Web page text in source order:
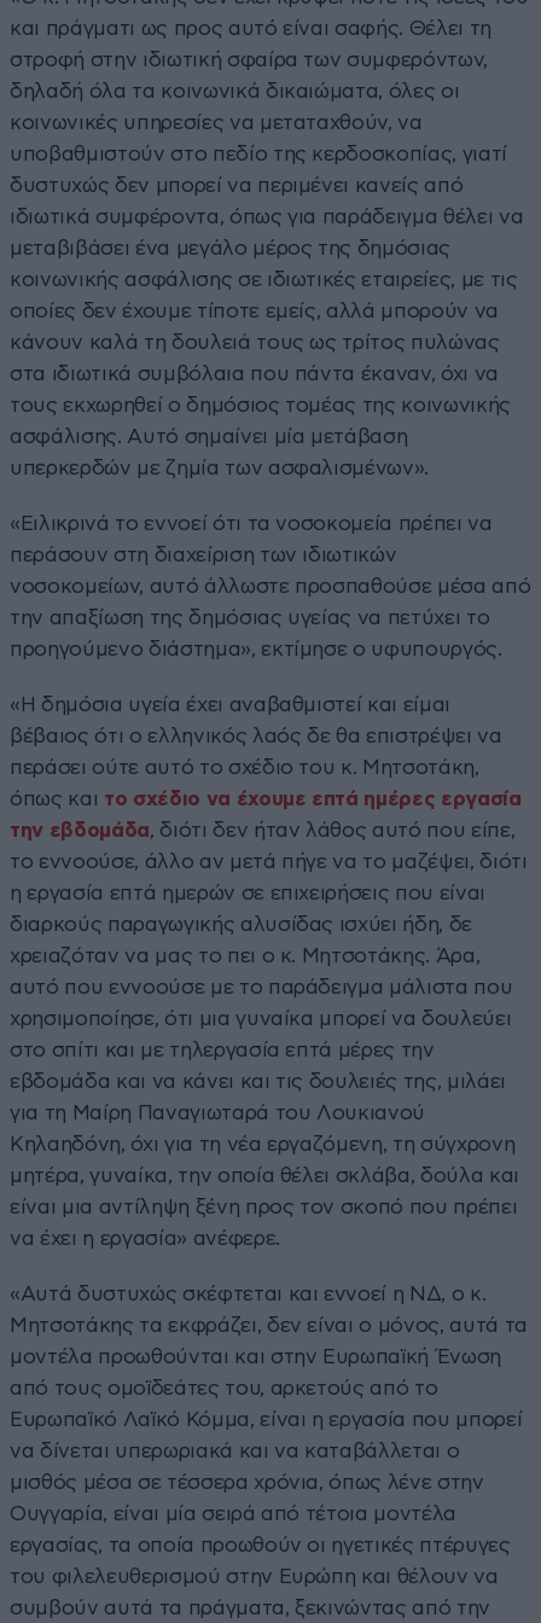
και πράγματι ως προς αυτό είναι σαφής. Θέλει τη
στροφή στην ιδιωτική σφαίρα των συμφερόντων,
δηλαδή όλα τα κοινωνικά δικαιώματα, όλες οι
κοινωνικές υπηρεσίες να μεταταχθούν, να
υποβαθμιστούν στο πεδίο της κερδοσκοπίας, γιατί
δυστυχώς δεν μπορεί να περιμένει κανείς από
ιδιωτικά συμφέροντα, όπως για παράδειγμα θέλει να
μεταβιβάσει ένα μεγάλο μέρος της δημόσιας
κοινωνικής ασφάλισης σε ιδιωτικές εταιρείες, με τις
οποίες δεν έχουμε τίποτε εμείς, αλλά μπορούν να
κάνουν καλά τη δουλειά τους ως τρίτος πυλώνας
στα ιδιωτικά συμβόλαια που πάντα έκαναν, όχι να
τους εκχωρηθεί ο δημόσιος τομέας της κοινωνικής
ασφάλισης. Αυτό σημαίνει μία μετάβαση
υπερκερδών με ζημία των ασφαλισμένων».
«Ειλικρινά το εννοεί ότι τα νοσοκομεία πρέπει να
περάσουν στη διαχείριση των ιδιωτικών
νοσοκομείων, αυτό άλλωστε προσπαθούσε μέσα από
την απαξίωση της δημόσιας υγείας να πετύχει το
προηγούμενο διάστημα», εκτίμησε ο υφυπουργός.
«Η δημόσια υγεία έχει αναβαθμιστεί και είμαι
βέβαιος ότι ο ελληνικός λαός δε θα επιστρέψει να
περάσει ούτε αυτό το σχέδιο του κ. Μητσοτάκη,
όπως και το σχέδιο να έχουμε επτά ημέρες εργασία
την εβδομάδα, διότι δεν ήταν λάθος αυτό που είπε,
το εννοούσε, άλλο αν μετά πήγε να το μαζέψει, διότι
η εργασία επτά ημερών σε επιχειρήσεις που είναι
διαρκούς παραγωγικής αλυσίδας ισχύει ήδη, δε
χρειαζόταν να μας το πει ο κ. Μητσοτάκης. Άρα,
αυτό που εννοούσε με το παράδειγμα μάλιστα που
χρησιμοποίησε, ότι μια γυναίκα μπορεί να δουλεύει
στο σπίτι και με τηλεργασία επτά μέρες την
εβδομάδα και να κάνει και τις δουλειές της, μιλάει
για τη Μαίρη Παναγιωταρά του Λουκιανού
Κηλαηδόνη, όχι για τη νέα εργαζόμενη, τη σύγχρονη
μητέρα, γυναίκα, την οποία θέλει σκλάβα, δούλα και
είναι μια αντίληψη ξένη προς τον σκοπό που πρέπει
να έχει η εργασία» ανέφερε.
«Αυτά δυστυχώς σκέφτεται και εννοεί η ΝΔ, ο κ.
Μητσοτάκης τα εκφράζει, δεν είναι ο μόνος, αυτά τα
μοντέλα προωθούνται και στην Ευρωπαϊκή Ένωση
από τους ομοϊδεάτες του, αρκετούς από το
Ευρωπαϊκό Λαϊκό Κόμμα, είναι η εργασία που μπορεί
να δίνεται υπερωριακά και να καταβάλλεται ο
μισθός μέσα σε τέσσερα χρόνια, όπως λένε στην
Ουγγαρία, είναι μία σειρά από τέτοια μοντέλα
εργασίας, τα οποία προωθούν οι ηγετικές πτέρυγες
του φιλελευθερισμού στην Ευρώπη και θέλουν να
συμβούν αυτά τα πράγματα, ξεκινώντας από την